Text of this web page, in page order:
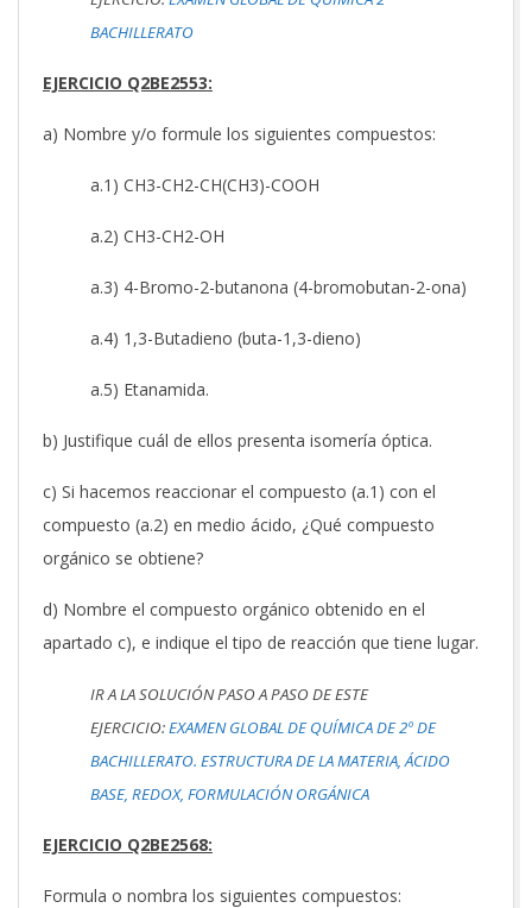
BACHILLERATO
EJERCICIO Q2BE2553:
a) Nombre y/o formule los siguientes compuestos:
a.1) CH3-CH2-CH(CH3)-COOH
a.2) CH3-CH2-OH
a.3) 4-Bromo-2-butanona (4-bromobutan-2-ona)
a.4) 1,3-Butadieno (buta-1,3-dieno)
a.5) Etanamida.
b) Justifique cuál de ellos presenta isomería óptica.
c) Si hacemos reaccionar el compuesto (a.1) con el
compuesto (a.2) en medio ácido, ¿Qué compuesto
orgánico se obtiene?
d) Nombre el compuesto orgánico obtenido en el
apartado c), e indique el tipo de reacción que tiene lugar.
IR A LA SOLUCIÓN PASO A PASO DE ESTE
EJERCICIO:EXAMEN GLOBAL DE QUÍMICA DE 2º DE
BACHILLERATO. ESTRUCTURA DE LA MATERIA, ÁCIDO
BASE, REDOX, FORMULACIÓN ORGÁNICA
EJERCICIO Q2BE2568:
Formula o nombra los siguientes compuestos: